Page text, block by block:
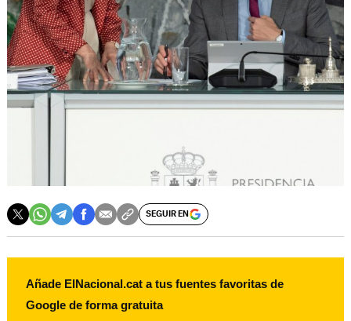
SEGUIR EN
Añade ElNacional.cat a tus fuentes favoritas de
Google de forma gratuita